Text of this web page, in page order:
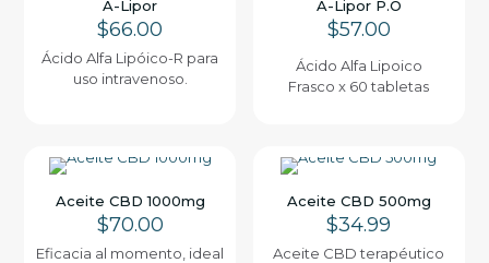
A-Lipor
$66.00
Ácido Alfa Lipóico-R para
uso intravenoso.
A-Lipor P.O
$57.00
Ácido Alfa Lipoico
Frasco x 60 tabletas
Aceite CBD 1000mg
$70.00
Eficacia al momento, ideal
Aceite CBD 500mg
$34.99
Aceite CBD terapéutico